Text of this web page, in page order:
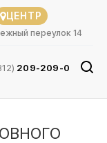
ЦЕНТР
переулок 14
209-209-0